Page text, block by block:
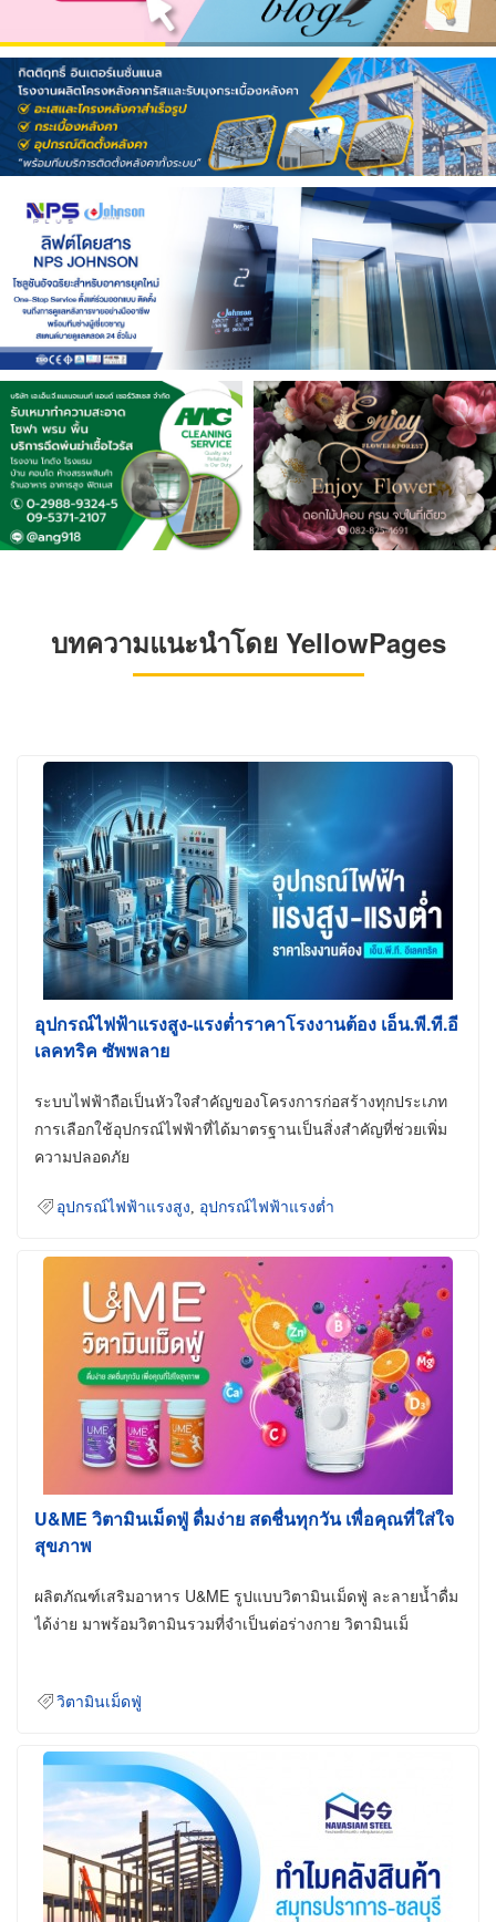
บทความแนะนำโดย YellowPages
อุปกรณ์ไฟฟ้าแรงสูง-แรงต่ำราคาโรงงานต้อง เอ็น.พี.ที.อี
เลคทริค ซัพพลาย
ระบบไฟฟ้าถือเป็นหัวใจสำคัญของโครงการก่อสร้างทุกประเภท
การเลือกใช้อุปกรณ์ไฟฟ้าที่ได้มาตรฐานเป็นสิ่งสำคัญที่ช่วยเพิ่ม
ความปลอดภัย
อุปกรณ์ไฟฟ้าแรงสูง อุปกรณ์ไฟฟ้าแรงต่ำ
U&ME วิตามินเม็ดฟู่ ดื่มง่าย สดชื่นทุกวัน เพื่อคุณที่ใส่ใจ
สุขภาพ
ผลิตภัณฑ์เสริมอาหาร U&ME รูปแบบวิตามินเม็ดฟู่ ละลายน้ำดื่ม
ได้ง่าย มาพร้อมวิตามินรวมที่จำเป็นต่อร่างกาย วิตามินเม็
วิตามินเม็ดฟู่